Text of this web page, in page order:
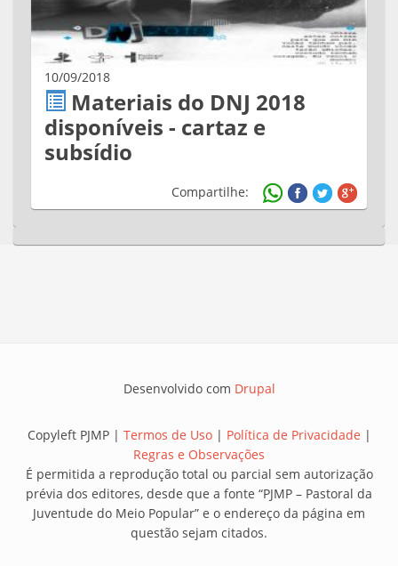
10/09/2018
Materiais do DNJ 2018
disponíveis - cartaz e
subsídio
Compartilhe:
Desenvolvido com Drupal
Copyleft PJMP | Termos de Uso| Política de Privacidade |
Regras e Observações
É permitida a reprodução total ou parcial sem autorização
prévia dos editores, desde que a fonte “PJMP – Pastoral da
Juventude do Meio Popular” e o endereço da página em
questão sejam citados.